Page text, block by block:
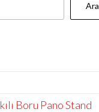
Ara
Boru Pano Stand